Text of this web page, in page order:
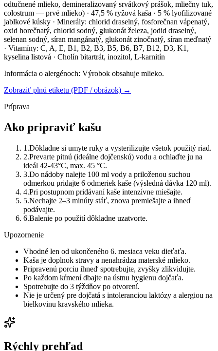
odtučnené mlieko, demineralizovaný srvátkový prášok, mliečny tuk,
colostrum — prvé mlieko) · 47,5 % ryžová kaša · 5 % lyofilizované
jablkové kúsky · Minerály: chlorid draselný, fosforečnan vápenatý,
oxid horečnatý, chlorid sodný, glukonát železa, jodid draselný,
selenan sodný, síran mangánatý, glukonát zinočnatý, síran meďnatý
· Vitamíny: C, A, E, B1, B2, B3, B5, B6, B7, B12, D3, K1,
kyselina listová · Cholín bitartrát, inozitol, L-karnitín
Informácia o alergénoch: Výrobok obsahuje mlieko.
Zobraziť plnú etiketu (PDF / obrázok) →
Príprava
Ako pripraviť kašu
1 .Dôkladne si umyte ruky a vysterilizujte všetok použitý riad.
2.Prevarte pitnú (ideálne dojčenskú) vodu a ochlaďte ju na
ideál 42-43°C, max. 45 °C.
3.Do nádoby nalejte 100 ml vody a priloženou suchou
odmerkou pridajte 6 odmeriek kaše (výsledná dávka 120 ml).
4.Pri postupnom pridávaní kaše intenzívne miešajte.
5.Nechajte 2–3 minúty stáť, znova premiešajte a ihneď
podávajte.
6.Balenie po použití dôkladne uzatvorte.
Upozornenie
Vhodné len od ukončeného 6. mesiaca veku dieťaťa.
Kaša je doplnok stravy a nenahrádza materské mlieko.
Pripravenú porciu ihneď spotrebujte, zvyšky zlikvidujte.
Po každom kŕmení dbajte na ústnu hygienu dojčaťa.
Spotrebujte do 3 týždňov po otvorení.
Nie je určený pre dojčatá s intoleranciou laktózy a alergiou na
bielkovinu kravského mlieka.
Rýchly prehľad